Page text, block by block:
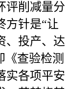
评削减量分
方针是“让
、投产、达
《查验检测
实各项平安